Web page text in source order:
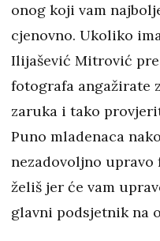
onog koji vam
cjenovno. Ukoliko
Ilijašević Mitrović
fotografa angažirate
zaruka i tako
Puno mladenaca
nezadovoljno upravo
želiš jer će vam
glavni podsjetnik na